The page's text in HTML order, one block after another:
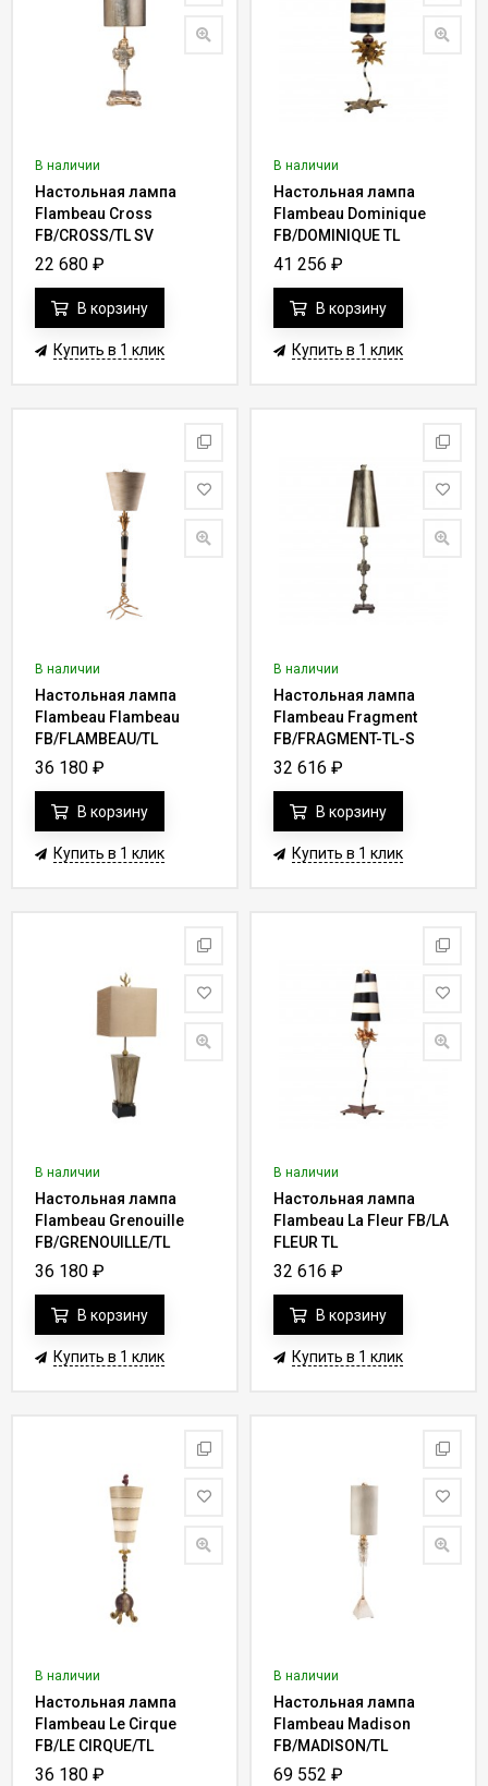
В наличии
Настольная лампа
Flambeau Cross
FB/CROSS/TL SV
22 680 ₽
В корзину
Купить в 1 клик
В наличии
Настольная лампа
Flambeau Dominique
FB/DOMINIQUE TL
41 256 ₽
В корзину
Купить в 1 клик
В наличии
Настольная лампа
Flambeau Flambeau
FB/FLAMBEAU/TL
36 180 ₽
В корзину
Купить в 1 клик
В наличии
Настольная лампа
Flambeau Fragment
FB/FRAGMENT-TL-S
32 616 ₽
В корзину
Купить в 1 клик
В наличии
Настольная лампа
Flambeau Grenouille
FB/GRENOUILLE/TL
36 180 ₽
В корзину
Купить в 1 клик
В наличии
Настольная лампа
Flambeau La Fleur FB/LA
FLEUR TL
32 616 ₽
В корзину
Купить в 1 клик
В наличии
Настольная лампа
Flambeau Le Cirque
FB/LE CIRQUE/TL
36 180 ₽
В наличии
Настольная лампа
Flambeau Madison
FB/MADISON/TL
69 552 ₽